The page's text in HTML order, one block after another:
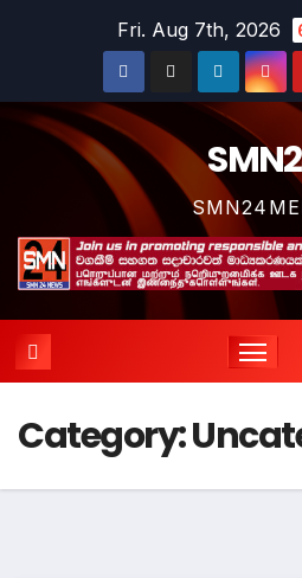
Fri. Aug 7th, 2026
Category: